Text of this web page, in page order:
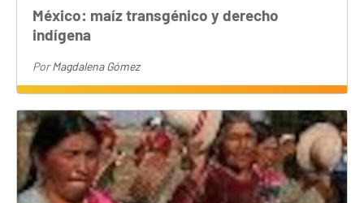
México: maíz transgénico y derecho
indígena
PorMagdalena Gómez